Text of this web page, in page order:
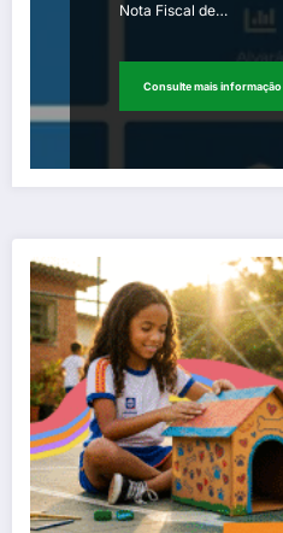
Nota Fiscal de…
Consulte mais informação